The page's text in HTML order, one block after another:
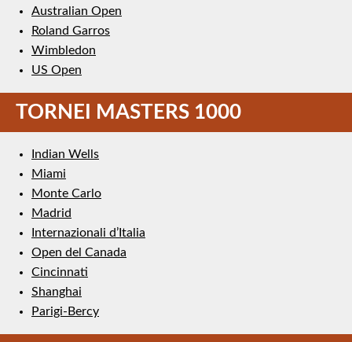
Australian Open
Roland Garros
Wimbledon
US Open
TORNEI MASTERS 1000
Indian Wells
Miami
Monte Carlo
Madrid
Internazionali d’Italia
Open del Canada
Cincinnati
Shanghai
Parigi-Bercy